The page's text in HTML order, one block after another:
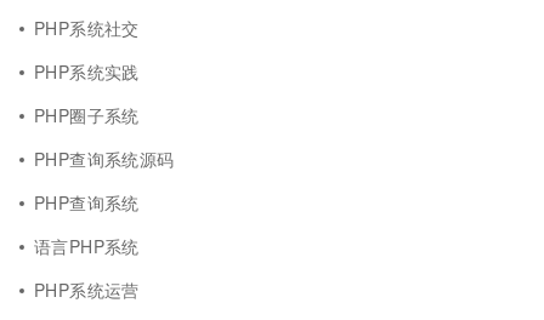
PHP系统社交
PHP系统实践
PHP圈子系统
PHP查询系统源码
PHP查询系统
语言PHP系统
PHP系统运营